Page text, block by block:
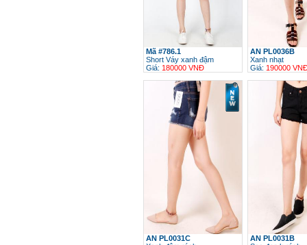
Mã #786.1
Short Váy xanh đậm
Giá: 180000 VNĐ
AN PL0036B
Xanh nhạt
Giá: 190000
AN PL0031C
AN PL0031B